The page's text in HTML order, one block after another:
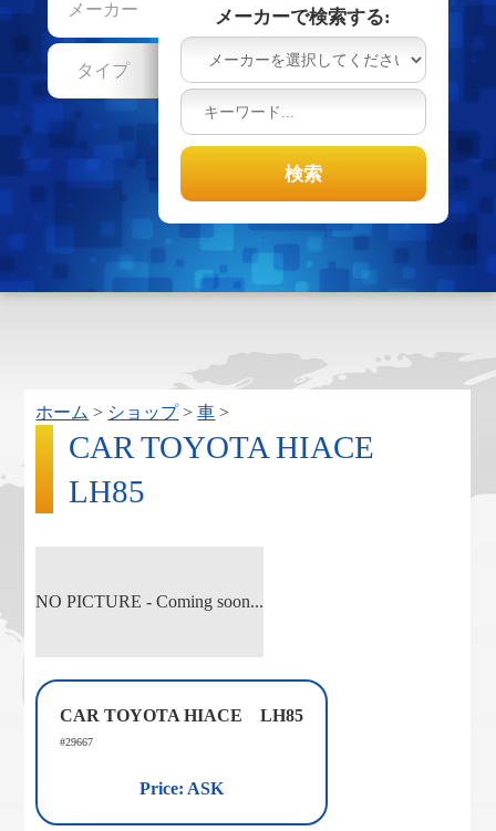
メーカー
タイプ
メーカーで検索する:
ホーム > ショップ>車 >
CAR TOYOTA HIACE
LH85
NO PICTURE - Coming soon...
CAR TOYOTA HIACE LH85
#29667
Price: ASK